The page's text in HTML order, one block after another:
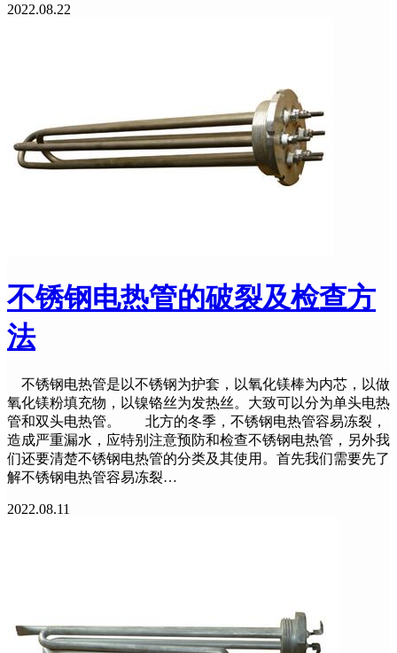
2022.08.22
不锈钢电热管的破裂及检查方
法
不锈钢电热管是以不锈钢为护套，以氧化镁棒为内芯，以做
氧化镁粉填充物，以镍铬丝为发热丝。大致可以分为单头电热
管和双头电热管。 北方的冬季，不锈钢电热管容易冻裂，
造成严重漏水，应特别注意预防和检查不锈钢电热管，另外我
们还要清楚不锈钢电热管的分类及其使用。首先我们需要先了
解不锈钢电热管容易冻裂…
2022.08.11